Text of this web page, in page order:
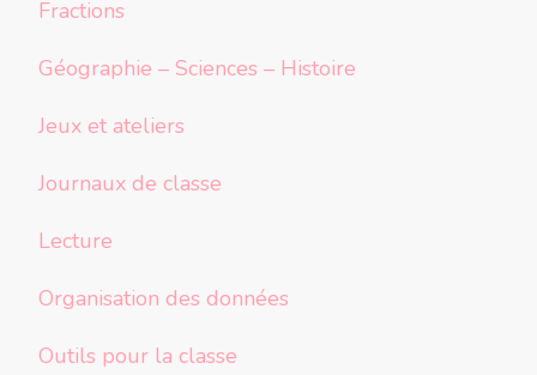
Fractions
Géographie – Sciences – Histoire
Jeux et ateliers
Journaux de classe
Lecture
Organisation des données
Outils pour la classe